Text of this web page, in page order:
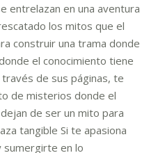
entrelazan en una aventura
los mitos que el
construir una trama donde
el conocimiento tiene
de sus páginas, te
de misterios donde el
de ser un mito para
tangible Si te apasiona
sumergirte en lo